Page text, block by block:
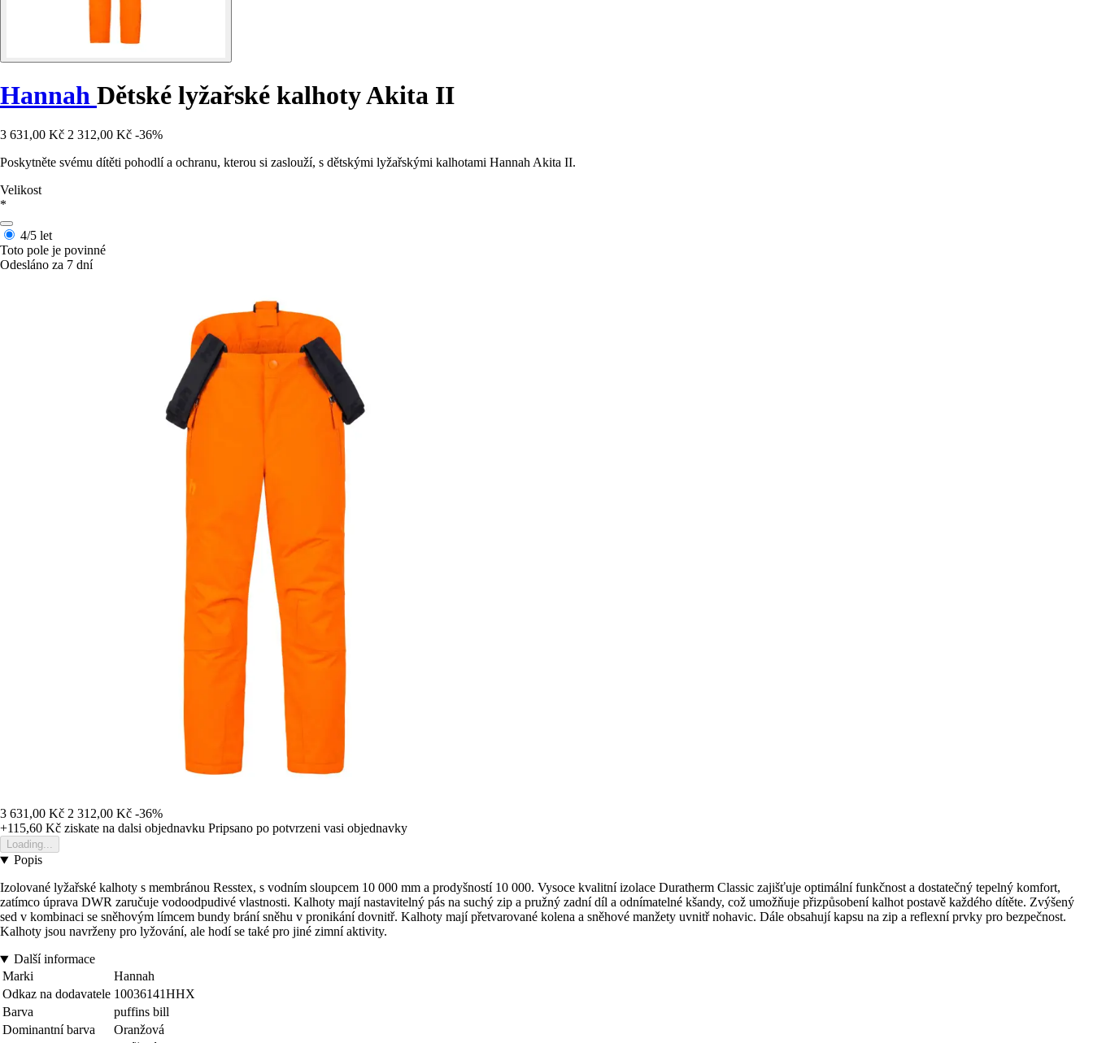
Hannah Dětské lyžařské kalhoty Akita II
3 631,00 Kč 2 312,00 Kč -36%
Poskytněte svému dítěti pohodlí a ochranu, kterou si zaslouží, s dětskými lyžařskými kalhotami Hannah Akita II.
Velikost
*
4/5 let
Toto pole je povinné
Odesláno za 7 dní
3 631,00 Kč 2 312,00 Kč -36%
+115,60 Kč ziskate na dalsi objednavku Pripsano po potvrzeni vasi objednavky
Loading...
Popis
Izolované lyžařské kalhoty s membránou Resstex, s vodním sloupcem 10 000 mm a prodyšností 10 000. Vysoce kvalitní izolace Duratherm Classic zajišťuje optimální funkčnost a dostatečný tepelný komfort,
zatímco úprava DWR zaručuje vodoodpudivé vlastnosti. Kalhoty mají nastavitelný pás na suchý zip a pružný zadní díl a odnímatelné kšandy, což umožňuje přizpůsobení kalhot postavě každého dítěte. Zvýšený
sed v kombinaci se sněhovým límcem bundy brání sněhu v pronikání dovnitř. Kalhoty mají přetvarované kolena a sněhové manžety uvnitř nohavic. Dále obsahují kapsu na zip a reflexní prvky pro bezpečnost.
Kalhoty jsou navrženy pro lyžování, ale hodí se také pro jiné zimní aktivity.
Další informace
Marki
Hannah
Odkaz na dodavatele 10036141HHX
Barva
puffins bill
Dominantní barva
Oranžová